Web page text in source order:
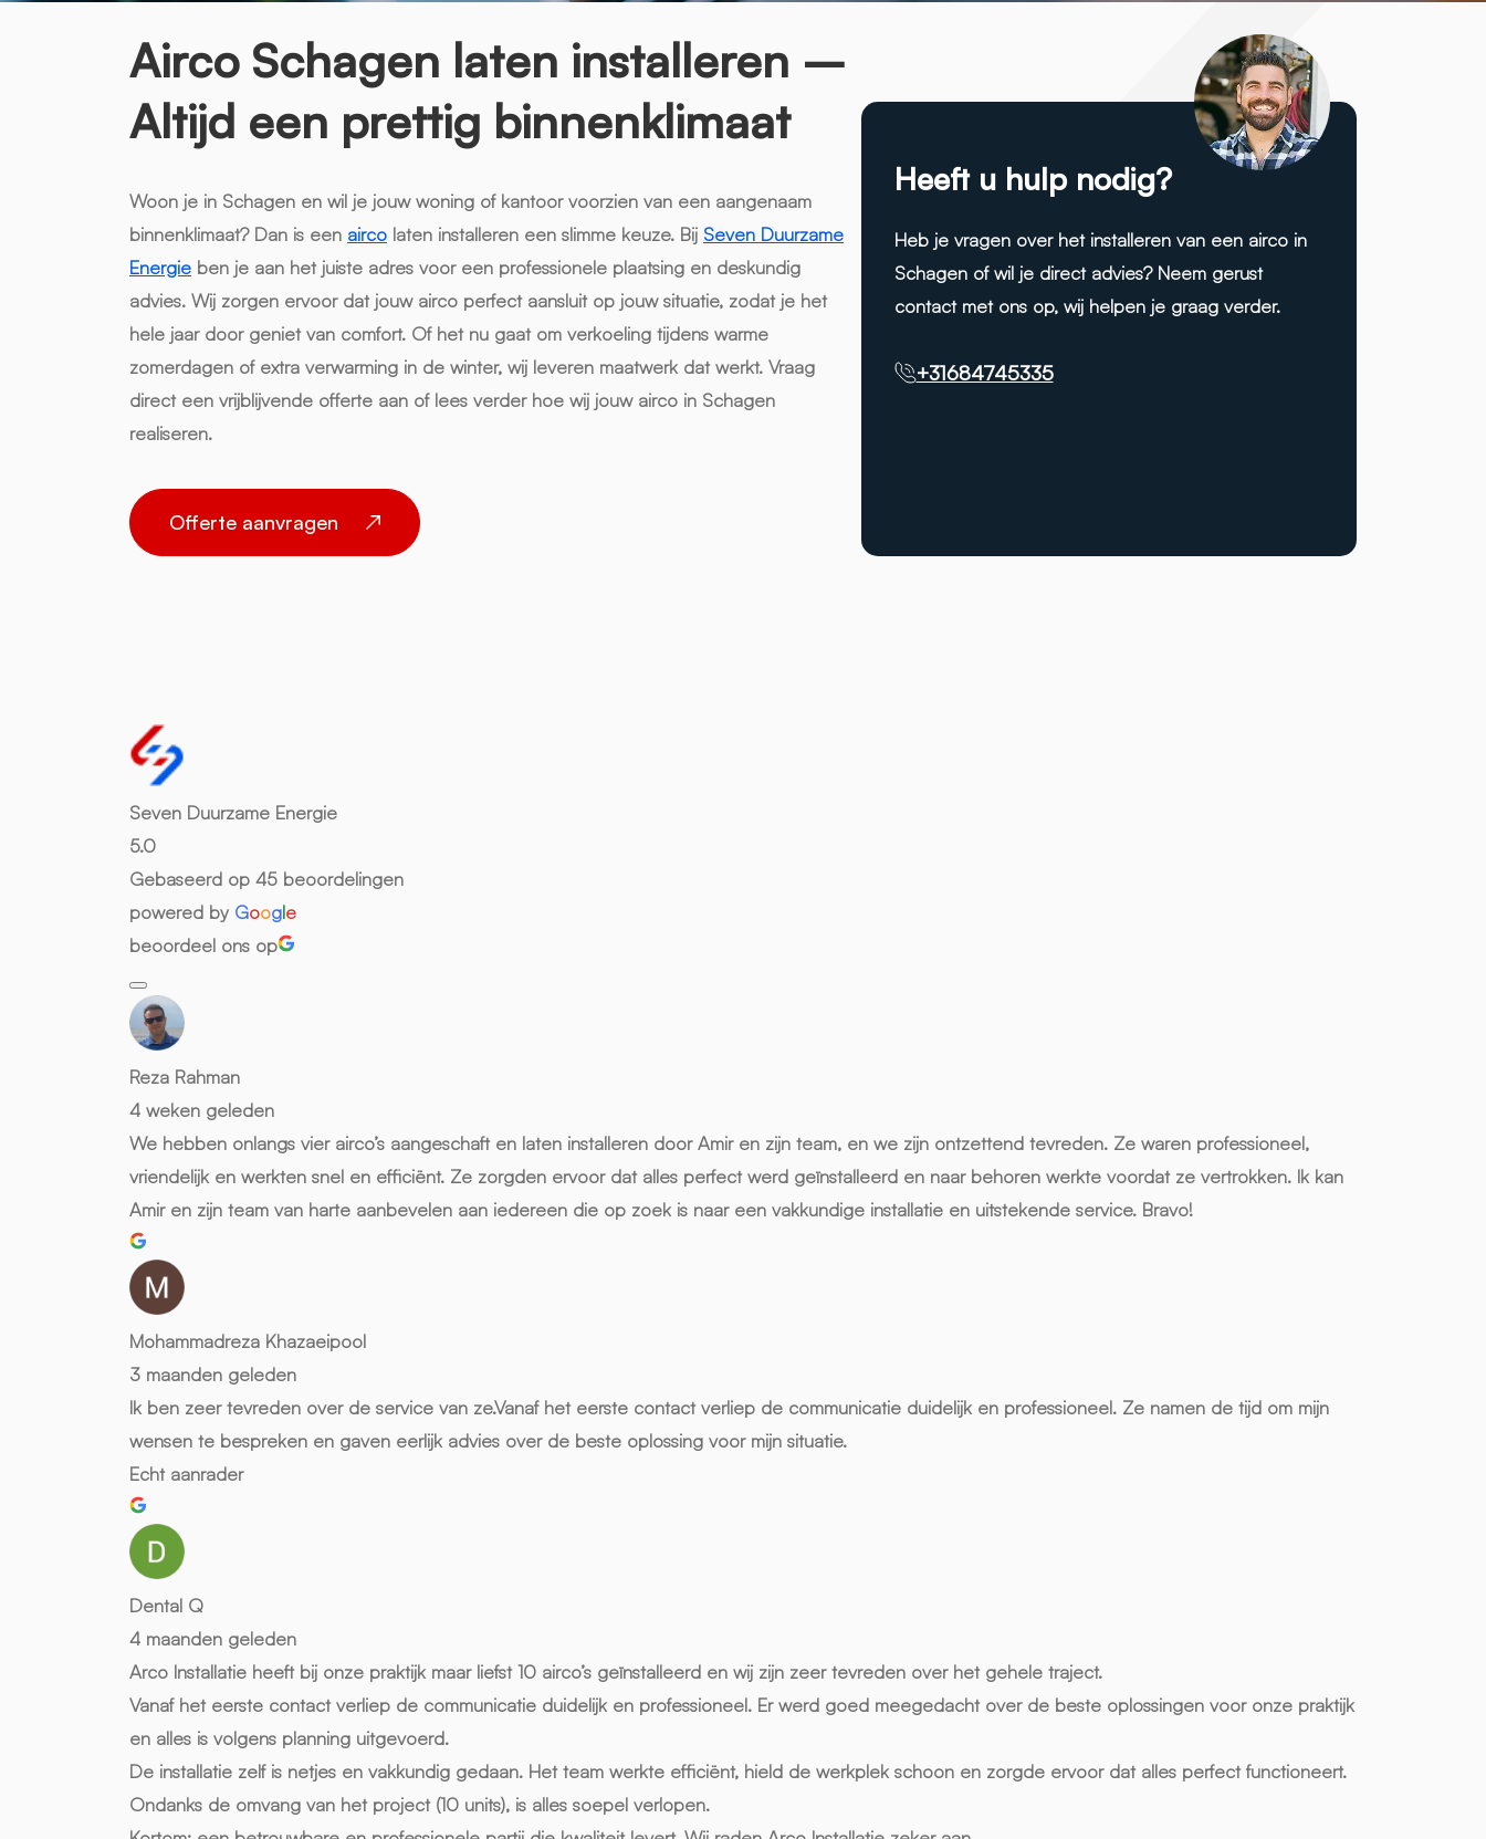
Airco Schagen laten installeren –
Altijd een prettig binnenklimaat
Woon je in Schagen en wil je jouw woning of kantoor voorzien van een aangenaam
binnenklimaat? Dan is een airco laten installeren een slimme keuze. Bij Seven Duurzame
Energie ben je aan het juiste adres voor een professionele plaatsing en deskundig
advies. Wij zorgen ervoor dat jouw airco perfect aansluit op jouw situatie, zodat je het
hele jaar door geniet van comfort. Of het nu gaat om verkoeling tijdens warme
zomerdagen of extra verwarming in de winter, wij leveren maatwerk dat werkt. Vraag
direct een vrijblijvende offerte aan of lees verder hoe wij jouw airco in Schagen
realiseren.
Offerte aanvragen
Heeft u hulp nodig?
Heb je vragen over het installeren van een airco in
Schagen of wil je direct advies? Neem gerust
contact met ons op, wij helpen je graag verder.
+31684745335
Seven Duurzame Energie
5.0
Gebaseerd op 45 beoordelingen
powered by Google
beoordeel ons op
Reza Rahman
4 weken geleden
We hebben onlangs vier airco’s aangeschaft en laten installeren door Amir en zijn team, en we zijn ontzettend tevreden. Ze waren professioneel,
vriendelijk en werkten snel en efficiënt. Ze zorgden ervoor dat alles perfect werd geïnstalleerd en naar behoren werkte voordat ze vertrokken. Ik kan
Amir en zijn team van harte aanbevelen aan iedereen die op zoek is naar een vakkundige installatie en uitstekende service. Bravo!
Mohammadreza Khazaeipool
3 maanden geleden
Ik ben zeer tevreden over de service van ze.Vanaf het eerste contact verliep de communicatie duidelijk en professioneel. Ze namen de tijd om mijn
wensen te bespreken en gaven eerlijk advies over de beste oplossing voor mijn situatie.
Echt aanrader
Dental Q
4 maanden geleden
Arco Installatie heeft bij onze praktijk maar liefst 10 airco’s geïnstalleerd en wij zijn zeer tevreden over het gehele traject.
Vanaf het eerste contact verliep de communicatie duidelijk en professioneel. Er werd goed meegedacht over de beste oplossingen voor onze praktijk
en alles is volgens planning uitgevoerd.
De installatie zelf is netjes en vakkundig gedaan. Het team werkte efficiënt, hield de werkplek schoon en zorgde ervoor dat alles perfect functioneert.
Ondanks de omvang van het project (10 units), is alles soepel verlopen.